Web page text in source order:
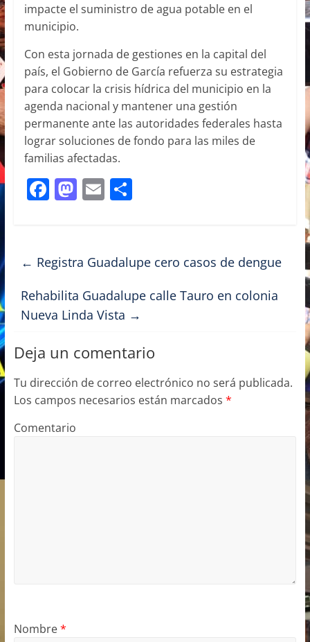
impacte el suministro de agua potable en el
municipio.
Con esta jornada de gestiones en la capital del
país, el Gobierno de García refuerza su estrategia
para colocar la crisis hídrica del municipio en la
agenda nacional y mantener una gestión
permanente ante las autoridades federales hasta
lograr soluciones de fondo para las miles de
familias afectadas.
F
e
b
o
o
k
M
o
o
n
E
l
C
p
ar
tir
← Registra Guadalupe cero casos de dengue
Rehabilita Guadalupe calle Tauro en colonia
Nueva Linda Vista →
Deja un comentario
Tu dirección de correo electrónico no será publicada.
Los campos necesarios están marcados *
Comentario
Nombre*